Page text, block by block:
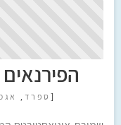
[ ספרד ,